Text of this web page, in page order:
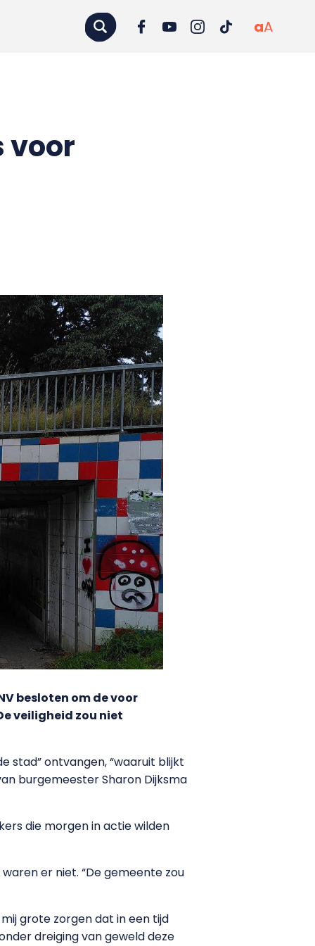
aA
voor
besloten om de voor
veiligheid zou niet
stad” ontvangen, “waaruit blijkt
burgemeester Sharon Dijksma
die morgen in actie wilden
er niet. “De gemeente zou
grote zorgen dat in een tijd
dreiging van geweld deze